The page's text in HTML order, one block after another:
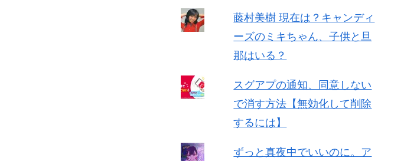
藤村美樹 現在は？キャンディ
ーズのミキちゃん、子供と旦
那はいる？
スグアプの通知、同意しない
で消す方法【無効化して削除
するには】
ずっと真夜中でいいのに。ア